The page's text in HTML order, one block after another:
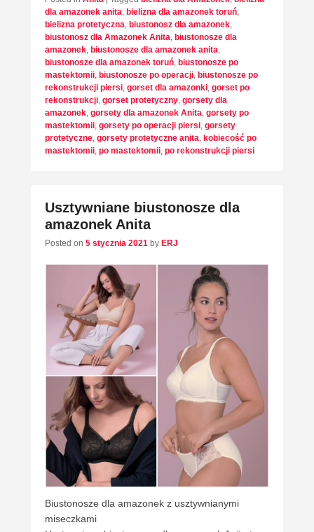
dla amazonek anita, bielizna dla amazonek toruń,
bielizna protetyczna, biustonosz dla amazonek,
biustonosz dla Amazonek Anita, biustonosze dla
amazonek, biustonosze dla amazonek anita,
biustonosze dla amazonek toruń, biustonosze po
mastektomii, biustonosze po operacji, biustonosze po
rekonstrukcji piersi, gorset dla amazonki, gorset po
rekonstrukcji, gorset protetyczny, gorsety dla
amazonek, gorsety dla amazonek Anita, gorsety po
mastektomii, gorsety po operacji piersi, gorsety
protetyczne, gorsety protetyczne anita, kobiecość po
mastektomii, po mastektomii, po rekonstrukcji piersi
Usztywniane biustonosze dla
amazonek Anita
Posted on 5 stycznia 2021 by ERJ
Biustonosze dla amazonek z usztywnianymi
miseczkami